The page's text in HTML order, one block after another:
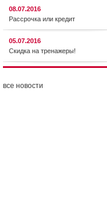
08.07.2016
Рассрочка или кредит
05.07.2016
Скидка на тренажеры!
все новости